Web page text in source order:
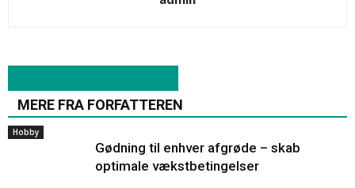
MERE FRA FORFATTEREN
Hobby
Gødning til enhver afgrøde – skab
optimale vækstbetingelser